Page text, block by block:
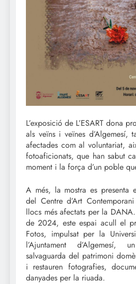
L’exposició de L’ESART dona
als veïns i veïnes d’Algemesí,
afectades com al voluntariat,
fotoaficionats, que han sabut
moment i la força d’un poble
A més, la mostra es presenta
del Centre d’Art Contemporani
llocs més afectats per la
de 2024, este espai acull el
Fotos, impulsat per la
l’Ajuntament d’Algemesí,
salvaguarda del patrimoni
i restauren fotografies,
danyades per la riuada.